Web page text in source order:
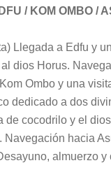
/ KOM OMBO /
Llegada a Edfu y
dios Horus.
Ombo y una
dedicado a dos
de cocodrilo y el
Navegación hacia
almuerzo y